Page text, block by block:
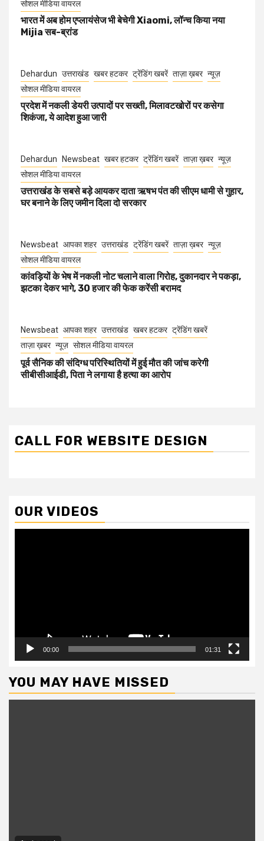
सोशल मीडिया वायरल
भारत में अब होम एप्लायंसेज भी बेचेगी Xiaomi, लॉन्च किया नया
Mijia सब-ब्रांड
Dehardun उत्तराखंड खबर हटकर ट्रेंडिंग खबरें ताज़ा ख़बर न्यूज़
सोशल मीडिया वायरल
प्रदेश में नकली डेयरी उत्पादों पर सख्ती, मिलावटखोरों पर कसेगा
शिकंजा, ये आदेश हुआ जारी
Dehardun Newsbeat खबर हटकर ट्रेंडिंग खबरें ताज़ा ख़बर न्यूज़
सोशल मीडिया वायरल
उत्तराखंड के सबसे बड़े आयकर दाता ऋषभ पंत की सीएम धामी से गुहार,
घर बनाने के लिए जमीन दिला दो सरकार
Newsbeat आपका शहर उत्तराखंड ट्रेंडिंग खबरें ताज़ा ख़बर न्यूज़
सोशल मीडिया वायरल
कांवड़ियों के भेष में नकली नोट चलाने वाला गिरोह, दुकानदार ने पकड़ा,
झटका देकर भागे, 30 हजार की फेक करेंसी बरामद
Newsbeat आपका शहर उत्तराखंड खबर हटकर ट्रेंडिंग खबरें
ताज़ा ख़बर न्यूज़ सोशल मीडिया वायरल
पूर्व सैनिक की संदिग्ध परिस्थितियों में हुई मौत की जांच करेगी
सीबीसीआईडी, पिता ने लगाया है हत्या का आरोप
CALL FOR WEBSITE DESIGN
OUR VIDEOS
00:00 01:31
YOU MAY HAVE MISSED